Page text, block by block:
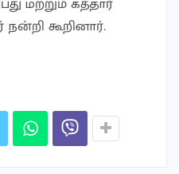
கூறினார்.